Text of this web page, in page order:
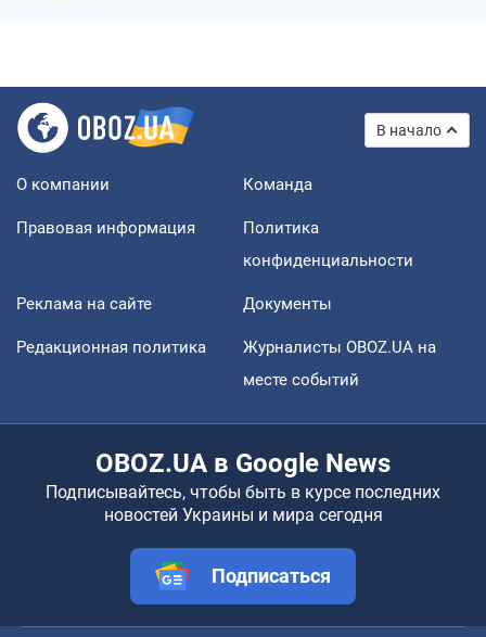
В начало
О компании Команда
Правовая информация
Политика
конфиденциальности
Реклама на сайте Документы
Редакционная политика
Журналисты OBOZ.UA на
месте событий
OBOZ.UA в Google News
Подписывайтесь, чтобы быть в курсе последних
новостей Украины и мира сегодня
Подписаться